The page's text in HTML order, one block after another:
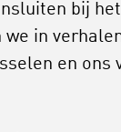
bij
we in
en ons